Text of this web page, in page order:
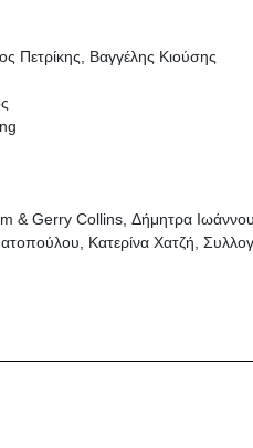
Πετρίκης, Βαγγέλης Κιούσης
& Gerry Collins, Δήμητρα
Κατερίνα Χατζή,